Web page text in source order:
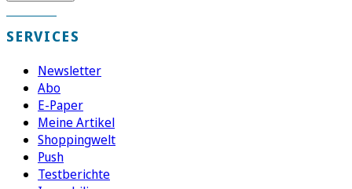
SERVICES
Newsletter
Abo
E-Paper
Meine Artikel
Shoppingwelt
Push
Testberichte